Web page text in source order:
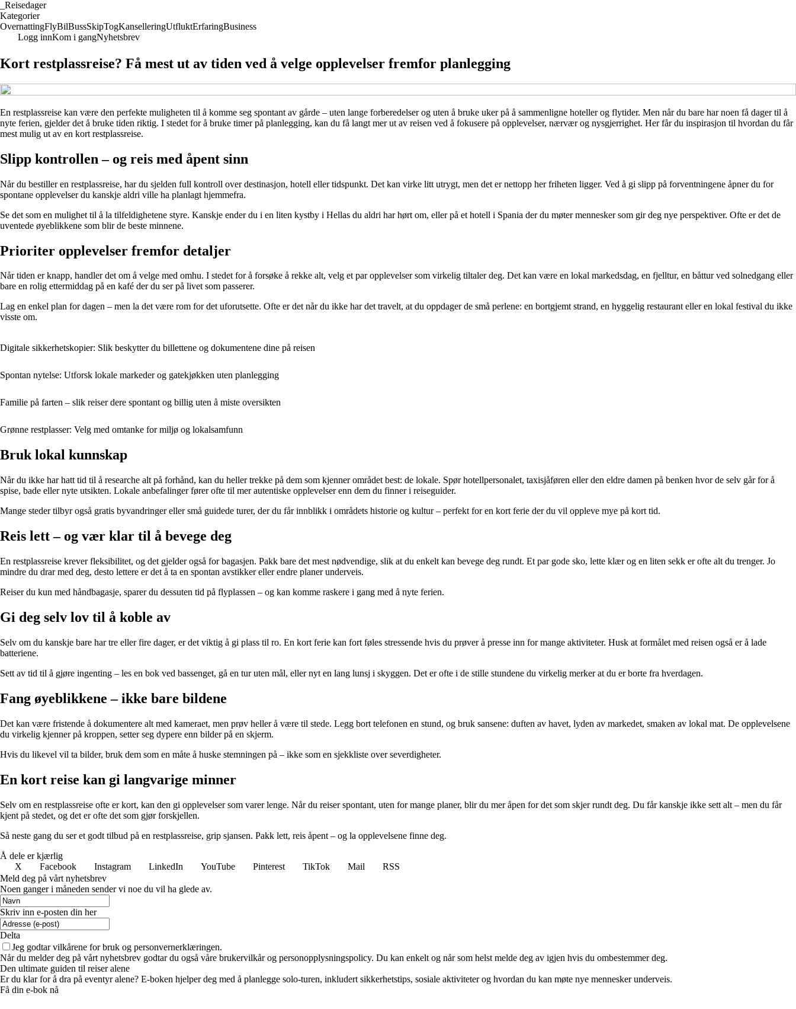
Reisedager
Kategorier
OvernattingFlyBilBussSkipTogKanselleringUtfluktErfaringBusiness
Logg innKom i gangNyhetsbrev
Kort restplassreise? Få mest ut av tiden ved å velge opplevelser fremfor planlegging
En restplassreise kan være den perfekte muligheten til å komme seg spontant av gårde – uten lange forberedelser og uten å bruke uker på å sammenligne hoteller og flytider. Men når du bare har noen få dager til å
nyte ferien, gjelder det å bruke tiden riktig. I stedet for å bruke timer på planlegging, kan du få langt mer ut av reisen ved å fokusere på opplevelser, nærvær og nysgjerrighet. Her får du inspirasjon til hvordan du får
mest mulig ut av en kort restplassreise.
Slipp kontrollen – og reis med åpent sinn
Når du bestiller en restplassreise, har du sjelden full kontroll over destinasjon, hotell eller tidspunkt. Det kan virke litt utrygt, men det er nettopp her friheten ligger. Ved å gi slipp på forventningene åpner du for
spontane opplevelser du kanskje aldri ville ha planlagt hjemmefra.
Se det som en mulighet til å la tilfeldighetene styre. Kanskje ender du i en liten kystby i Hellas du aldri har hørt om, eller på et hotell i Spania der du møter mennesker som gir deg nye perspektiver. Ofte er det de
uventede øyeblikkene som blir de beste minnene.
Prioriter opplevelser fremfor detaljer
Når tiden er knapp, handler det om å velge med omhu. I stedet for å forsøke å rekke alt, velg et par opplevelser som virkelig tiltaler deg. Det kan være en lokal markedsdag, en fjelltur, en båttur ved solnedgang eller
bare en rolig ettermiddag på en kafé der du ser på livet som passerer.
Lag en enkel plan for dagen – men la det være rom for det uforutsette. Ofte er det når du ikke har det travelt, at du oppdager de små perlene: en bortgjemt strand, en hyggelig restaurant eller en lokal festival du ikke
visste om.
Digitale sikkerhetskopier: Slik beskytter du billettene og dokumentene dine på reisen
Spontan nytelse: Utforsk lokale markeder og gatekjøkken uten planlegging
Familie på farten – slik reiser dere spontant og billig uten å miste oversikten
Grønne restplasser: Velg med omtanke for miljø og lokalsamfunn
Bruk lokal kunnskap
Når du ikke har hatt tid til å researche alt på forhånd, kan du heller trekke på dem som kjenner området best: de lokale. Spør hotellpersonalet, taxisjåføren eller den eldre damen på benken hvor de selv går for å
spise, bade eller nyte utsikten. Lokale anbefalinger fører ofte til mer autentiske opplevelser enn dem du finner i reiseguider.
Mange steder tilbyr også gratis byvandringer eller små guidede turer, der du får innblikk i områdets historie og kultur – perfekt for en kort ferie der du vil oppleve mye på kort tid.
Reis lett – og vær klar til å bevege deg
En restplassreise krever fleksibilitet, og det gjelder også for bagasjen. Pakk bare det mest nødvendige, slik at du enkelt kan bevege deg rundt. Et par gode sko, lette klær og en liten sekk er ofte alt du trenger. Jo
mindre du drar med deg, desto lettere er det å ta en spontan avstikker eller endre planer underveis.
Reiser du kun med håndbagasje, sparer du dessuten tid på flyplassen – og kan komme raskere i gang med å nyte ferien.
Gi deg selv lov til å koble av
Selv om du kanskje bare har tre eller fire dager, er det viktig å gi plass til ro. En kort ferie kan fort føles stressende hvis du prøver å presse inn for mange aktiviteter. Husk at formålet med reisen også er å lade
batteriene.
Sett av tid til å gjøre ingenting – les en bok ved bassenget, gå en tur uten mål, eller nyt en lang lunsj i skyggen. Det er ofte i de stille stundene du virkelig merker at du er borte fra hverdagen.
Fang øyeblikkene – ikke bare bildene
Det kan være fristende å dokumentere alt med kameraet, men prøv heller å være til stede. Legg bort telefonen en stund, og bruk sansene: duften av havet, lyden av markedet, smaken av lokal mat. De opplevelsene
du virkelig kjenner på kroppen, setter seg dypere enn bilder på en skjerm.
Hvis du likevel vil ta bilder, bruk dem som en måte å huske stemningen på – ikke som en sjekkliste over severdigheter.
En kort reise kan gi langvarige minner
Selv om en restplassreise ofte er kort, kan den gi opplevelser som varer lenge. Når du reiser spontant, uten for mange planer, blir du mer åpen for det som skjer rundt deg. Du får kanskje ikke sett alt – men du får
kjent på stedet, og det er ofte det som gjør forskjellen.
Så neste gang du ser et godt tilbud på en restplassreise, grip sjansen. Pakk lett, reis åpent – og la opplevelsene finne deg.
Å dele er kjærlig
X
Facebook Instagram LinkedIn YouTube Pinterest TikTok Mail
RSS
Meld deg på vårt nyhetsbrev
Noen ganger i måneden sender vi noe du vil ha glede av.
Skriv inn e-posten din her
Delta
Jeg godtar vilkårene for bruk og personvernerklæringen.
Når du melder deg på vårt nyhetsbrev godtar du også våre brukervilkår og personopplysningspolicy. Du kan enkelt og når som helst melde deg av igjen hvis du ombestemmer deg.
Den ultimate guiden til reiser alene
Er du klar for å dra på eventyr alene? E-boken hjelper deg med å planlegge solo-turen, inkludert sikkerhetstips, sosiale aktiviteter og hvordan du kan møte nye mennesker underveis.
Få din e-bok nå